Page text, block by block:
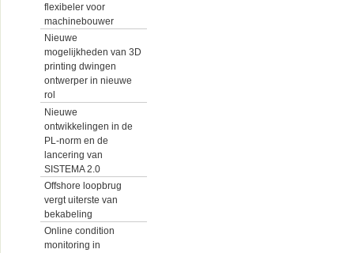
flexibeler voor
machinebouwer
Nieuwe
mogelijkheden van 3D
printing dwingen
ontwerper in nieuwe
rol
Nieuwe
ontwikkelingen in de
PL-norm en de
lancering van
SISTEMA 2.0
Offshore loopbrug
vergt uiterste van
bekabeling
Online condition
monitoring in